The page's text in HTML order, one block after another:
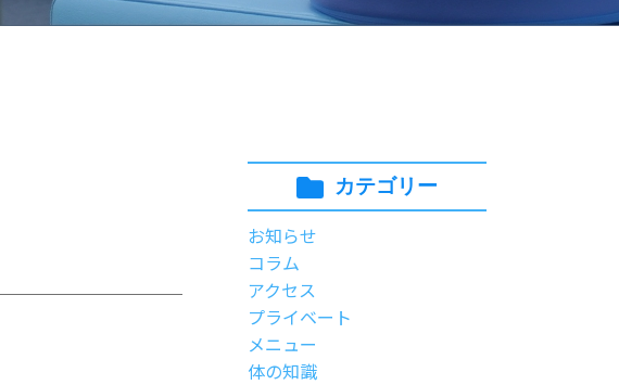
カテゴリー
お知らせ
コラム
アクセス
プライベート
メニュー
体の知識